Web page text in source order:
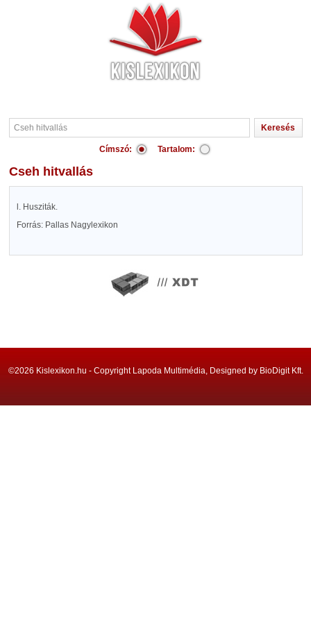
Címszó: Tartalom:
Cseh hitvallás
l. Husziták.
Forrás: Pallas Nagylexikon
©2026 Kislexikon.hu - Copyright Lapoda Multimédia, Designed by BioDigit Kft.